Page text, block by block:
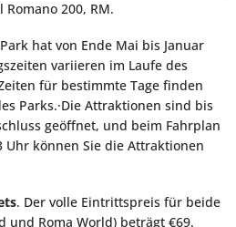
Romano 200, RM.
hat von Ende Mai bis Januar
variieren im Laufe des
für bestimmte Tage finden
Parks.·Die Attraktionen sind bis
geöffnet, und beim Fahrplan
Uhr können Sie die Attraktionen
. Der volle Eintrittspreis für beide
und Roma World) beträgt €69.